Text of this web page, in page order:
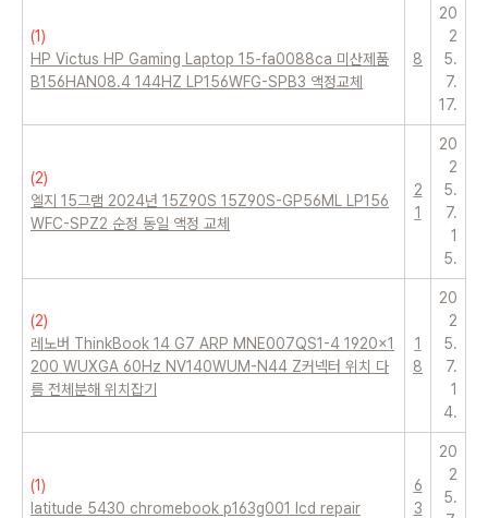
(1)
HP Victus HP Gaming Laptop 15-fa0088ca 미산제품
B156HAN08.4 144HZ LP156WFG-SPB3 액정교체
8
20
2
5.
7.
17.
(2)
엘지 15그램 2024년 15Z90S 15Z90S-GP56ML LP156
WFC-SPZ2 순정 동일 액정 교체
2
1
20
2
5.
7.
1
5.
(2)
레노버 ThinkBook 14 G7 ARP MNE007QS1-4 1920x1
200 WUXGA 60Hz NV140WUM-N44 Z커넥터 위치 다
름 전체분해 위치잡기
1
8
20
2
5.
7.
1
4.
(1)
latitude 5430 chromebook p163g001 lcd repair
6
3
20
2
5.